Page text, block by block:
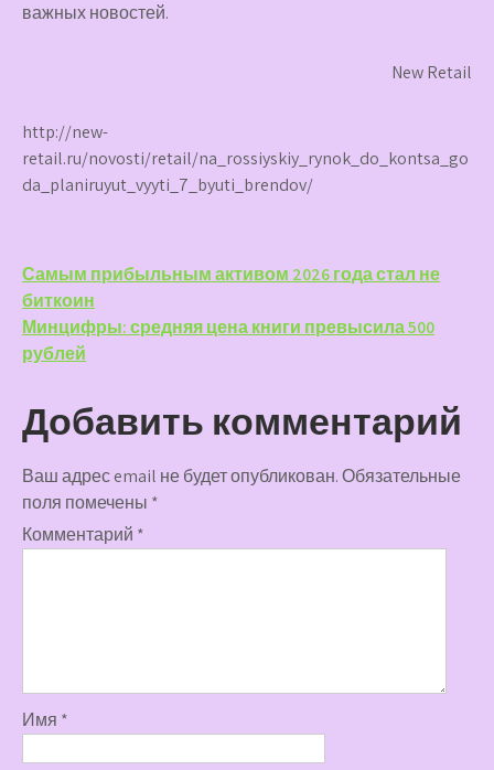
важных новостей.
New Retail
http://new-
retail.ru/novosti/retail/na_rossiyskiy_rynok_do_kontsa_go
da_planiruyut_vyyti_7_byuti_brendov/
Навигация
по
записям
Самым прибыльным активом 2026 года стал не
биткоин
Минцифры: средняя цена книги превысила 500
рублей
Добавить комментарий
Ваш адрес email не будет опубликован.Обязательные
поля помечены *
Комментарий *
Имя *